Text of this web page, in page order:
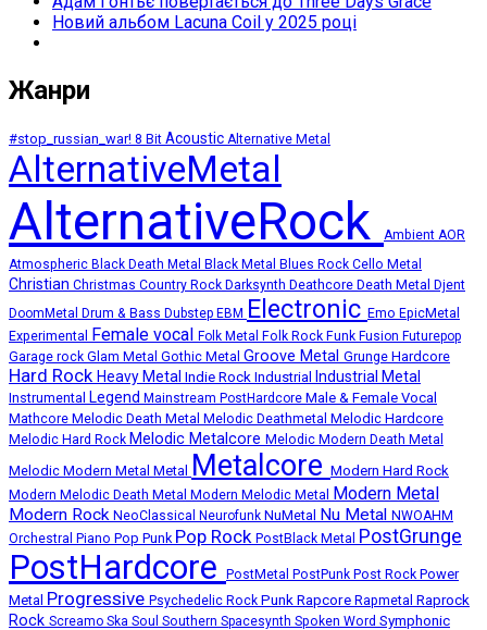
Новий альбом Lacuna Coil у 2025 році
Жанри
#stop_russian_war! 8 Bit Acoustic Alternative Metal
AlternativeMetal
AlternativeRock Ambient AOR
Atmospheric Black Death Metal Black Metal Blues Rock Cello Metal
Christian Christmas Country Rock Darksynth Deathcore Death Metal
Djent
DoomMetal
Drum & Bass Dubstep EBM Electronic Emo EpicMetal
Experimental Female vocal Folk Metal Folk Rock Funk Fusion Futurepop
Garage rock Glam Metal Gothic Metal Groove Metal Grunge Hardcore
Hard Rock Heavy Metal Indie Rock Industrial Industrial Metal
Instrumental Legend Mainstream PostHardcore Male & Female Vocal
Mathcore Melodic Death Metal Melodic Deathmetal Melodic Hardcore
Melodic Hard Rock Melodic Metalcore Melodic Modern Death Metal
Melodic Modern Metal Metal Metalcore Modern Hard Rock
Modern Melodic Death Metal Modern Melodic Metal Modern Metal
Modern Rock NeoClassical Neurofunk NuMetal Nu Metal NWOAHM
Orchestral
Piano Pop Punk Pop Rock PostBlack Metal PostGrunge
PostHardcore PostMetal PostPunk Post Rock Power
Metal Progressive Psychedelic Rock Punk Rapcore Rapmetal Raprock
Rock Screamo Ska Soul Southern Spacesynth Spoken Word Symphonic